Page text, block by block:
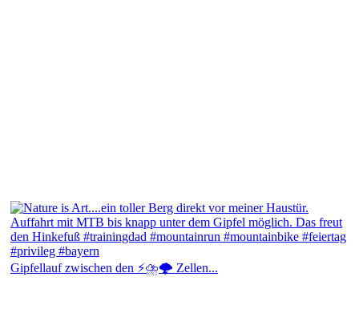
Gipfellauf zwischen den ⚡⛈️🌩️ Zellen...